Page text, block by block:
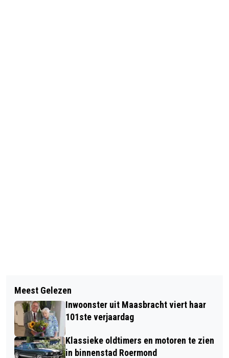
OVER ROOD HELPT ONDERNEMERS
MET SCHULDEN
START BOUW HEEL MOOI WONEN
FEESTELIJK GEVIERD
Meest Gelezen
Inwoonster uit Maasbracht viert haar
101ste verjaardag
Klassieke oldtimers en motoren te zien
in binnenstad Roermond